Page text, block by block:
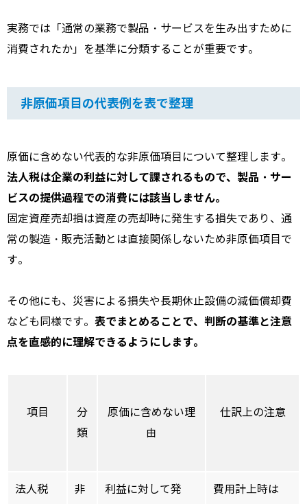
実務では「通常の業務で製品・サービスを生み出すために
消費されたか」を基準に分類することが重要です。
非原価項目の代表例を表で整理
原価に含めない代表的な非原価項目について整理します。
法人税は企業の利益に対して課されるもので、製品・サー
ビスの提供過程での消費には該当しません。
固定資産売却損は資産の売却時に発生する損失であり、通
常の製造・販売活動とは直接関係しないため非原価項目で
す。
その他にも、災害による損失や長期休止設備の減価償却費
なども同様です。 表でまとめることで、判断の基準と注意
点を直感的に理解できるようにします。
項目
分
類
原価に含めない理
由
仕訳上の注意
法人税
非
利益に対して発
費用計上時は